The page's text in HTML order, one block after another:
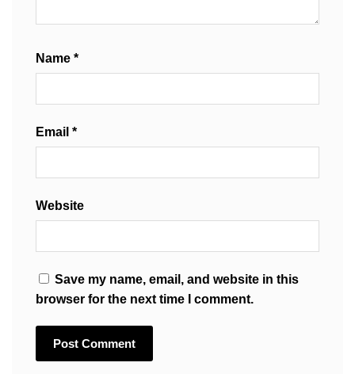
Name *
Email *
Website
Save my name, email, and website in this
browser for the next time I comment.